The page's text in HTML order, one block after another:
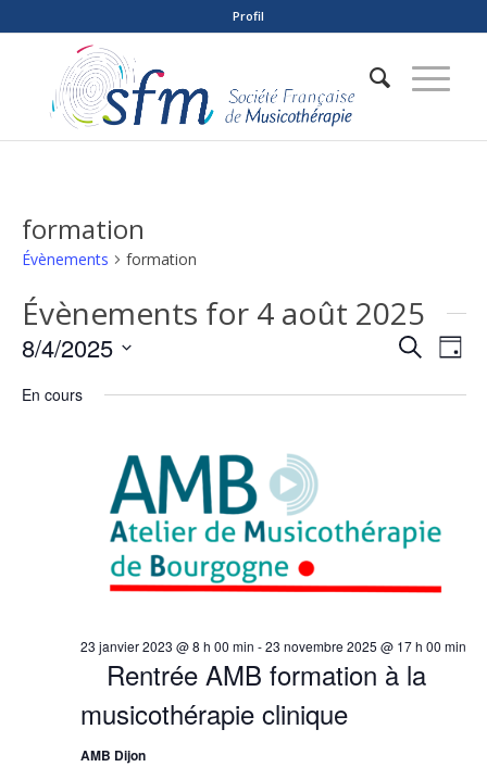
Profil
formation
Évènements formation
Évènements for 4 août 2025
Recherche
de
Jour
8/4/2025
une
En cours
Rentrée AMB formation à la
musicothérapie clinique
23 janvier 2023 @ 8 h 00 min -23 novembre 2025 @ 17 h 00 min
AMB Dijon